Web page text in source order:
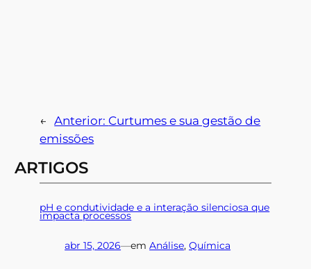
← Anterior: Curtumes e sua gestão de
emissões
ARTIGOS
pH e condutividade e a interação silenciosa que
impacta processos
abr 15, 2026—emAnálise, Química